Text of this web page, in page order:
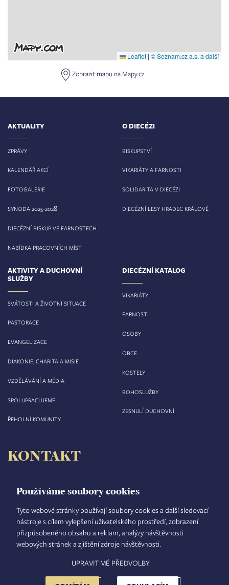
Používáme soubory cookies
Tyto webové stránky používají soubory cookies a další sledovací
nástroje s cílem vylepšení uživatelského prostředí, zobrazení
přizpůsobeného obsahu a reklam, analýzy návštěvnosti
webových stránek a zjištění zdroje návštěvnosti.
UPRAVIT MÉ PŘEDVOLBY
Leaflet | © Seznam.cz a.s. a další
Zobrazit mapu na Mapy.cz
AKTUALITY
ZPRÁVY
KALENDÁŘ AKCÍ
FOTOGALERIE
SYNODA 2025-2028
DIECÉZNÍ BISKUP VE FARNOSTECH
NABÍDKA PRACOVNÍCH MÍST
O DIECÉZI
BISKUPSTVÍ
VIKARIÁTY A FARNOSTI
SOLIDARITA V DIECÉZI
DIECÉZNÍ LESY HRADEC KRÁLOVÉ
AKTIVITY A DUCHOVNÍ
SLUŽBY
SVÁTOSTI A ŽIVOTNÍ SITUACE
PASTORACE
EVANGELIZACE
DIAKONIE, CHARITA A MISIE
VZDĚLÁVÁNÍ A MÉDIA
SPOLUPRACUJEME
ŘEHOLNÍ KOMUNITY
DIECÉZNÍ KATALOG
VIKARIÁTY
FARNOSTI
OSOBY
OBCE
KOSTELY
BOHOSLUŽBY
ZESNULÍ DUCHOVNÍ
KONTAKT
Velké náměstí 35/44
500 03 Hradec Králové
tel.: +420 495 063 611
IČO: 00 44 51 34
DIČ: CZ 00 44 51 34
Číslo účtu: 1006010044/5500
FOOTER
TISKOVÝ MLUVČÍ INTRANET MAPA STRÁNEK
NASTAVENÍ COOKIES